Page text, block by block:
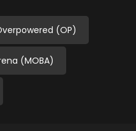
(OP)
(MOBA)